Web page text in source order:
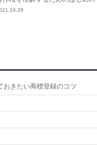
おきたい商標登録のコツ